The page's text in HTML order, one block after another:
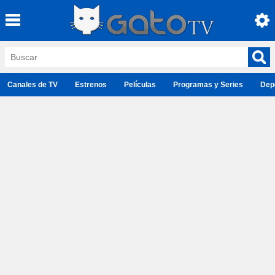
Canales de TV Estrenos Películas Programas y Series